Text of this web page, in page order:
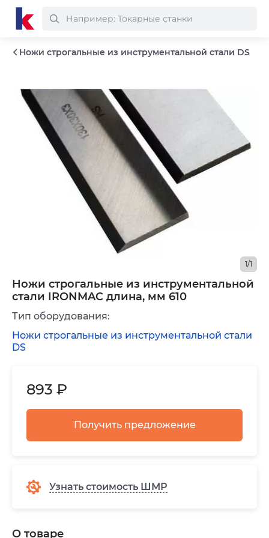
Ножи строгальные из инструментальной стали DS
Ножи строгальные из инструментальной
стали IRONMAC длина, мм 610
1/1
893 ₽
Получить предложение
Узнать стоимость ШМР
Тип оборудования:
Ножи строгальные из инструментальной стали
DS
О товаре